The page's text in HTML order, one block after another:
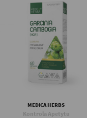
MEDICA HERBS
Kontrola Apetytu